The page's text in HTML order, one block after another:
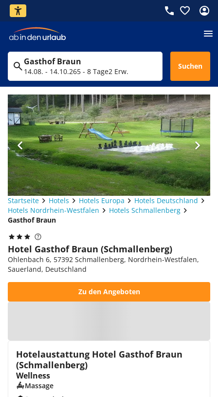
Gasthof Braun
14.08. - 14.10.265 - 8 Tage2 Erw.
Suchen
Startseite Hotels Hotels Europa
Hotels Deutschland
Hotels Nordrhein-Westfalen
Hotels Schmallenberg
Gasthof Braun
Hotel Gasthof Braun (Schmallenberg)
Ohlenbach 6, 57392 Schmallenberg, Nordrhein-Westfalen,
Sauerland, Deutschland
Zu den Angeboten
Hotelaustattung Hotel Gasthof Braun
(Schmallenberg)
Wellness
Massage